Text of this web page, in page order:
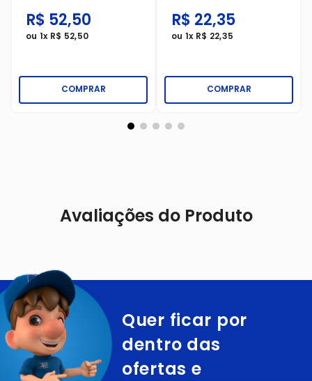
R$ 52,50
ou 1x R$ 52,50
COMPRAR
R$ 22,35
ou 1x R$ 22,35
COMPRAR
Avaliações do Produto
Quer ficar por
dentro das
ofertas e